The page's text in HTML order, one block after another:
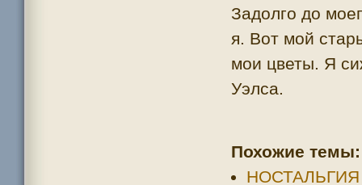
Задолго до
я. Вот мой
мои цветы. Я
Уэлса.
Похожие темы: